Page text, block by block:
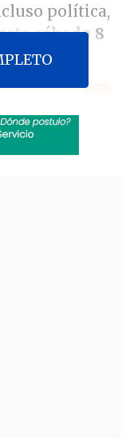
política,
sábado 8
analizó
el silencio